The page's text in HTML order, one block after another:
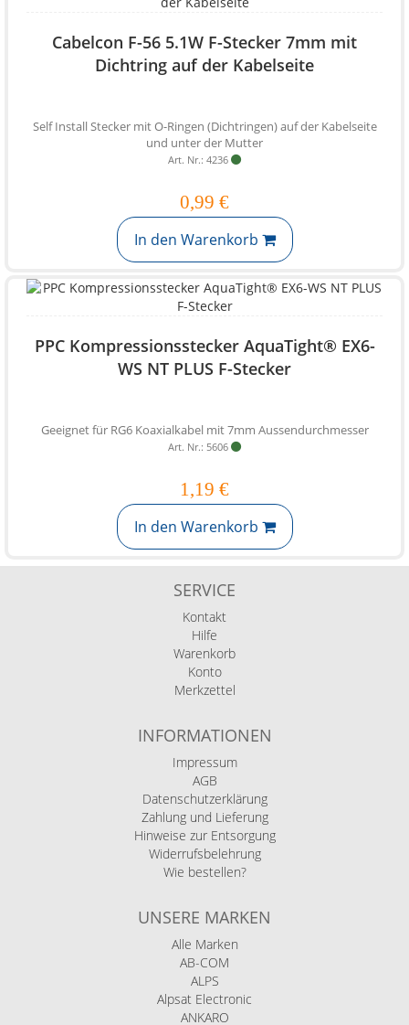
Cabelcon F-56 5.1W F-Stecker 7mm mit
Dichtring auf der Kabelseite
Self Install Stecker mit O-Ringen (Dichtringen) auf der Kabelseite
und unter der Mutter
Art. Nr.: 4236
0,99 €
In den Warenkorb
PPC Kompressionsstecker AquaTight® EX6-
WS NT PLUS F-Stecker
Geeignet für RG6 Koaxialkabel mit 7mm Aussendurchmesser
Art. Nr.: 5606
1,19 €
In den Warenkorb
SERVICE
Kontakt
Hilfe
Warenkorb
Konto
Merkzettel
INFORMATIONEN
Impressum
AGB
Datenschutzerklärung
Zahlung und Lieferung
Hinweise zur Entsorgung
Widerrufsbelehrung
Wie bestellen?
UNSERE MARKEN
Alle Marken
AB-COM
ALPS
Alpsat Electronic
ANKARO